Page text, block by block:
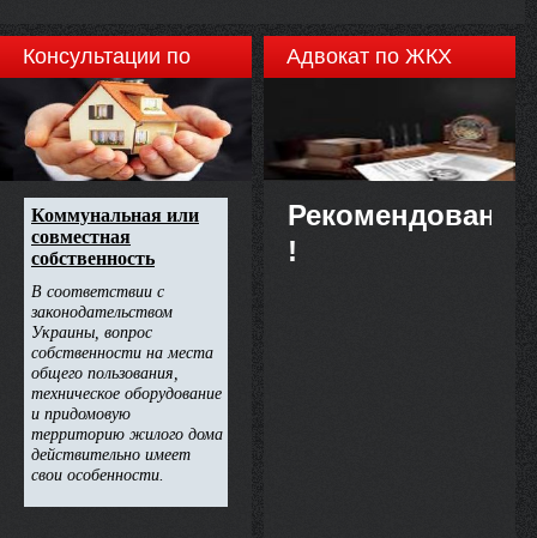
Консультации по
недвижимости
Адвокат по ЖКХ
Рекомендовано
!